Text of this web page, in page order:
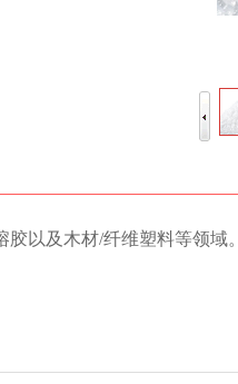
以及木材/纤维塑料等领域。